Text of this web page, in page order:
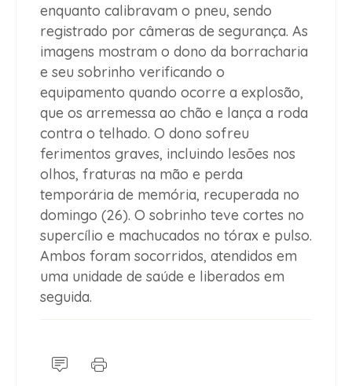
enquanto calibravam o pneu, sendo
registrado por câmeras de segurança. As
imagens mostram o dono da borracharia
e seu sobrinho verificando o
equipamento quando ocorre a explosão,
que os arremessa ao chão e lança a roda
contra o telhado. O dono sofreu
ferimentos graves, incluindo lesões nos
olhos, fraturas na mão e perda
temporária de memória, recuperada no
domingo (26). O sobrinho teve cortes no
supercílio e machucados no tórax e pulso.
Ambos foram socorridos, atendidos em
uma unidade de saúde e liberados em
seguida.